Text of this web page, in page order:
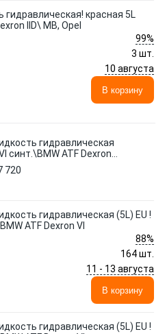
гидравлическая! красная 5L
IID\ MB, Opel
99%
3 шт.
10 августа
В корзину
гидравлическая
синт.\BMW ATF Dexron
720
гидравлическая (5L) EU !
ATF Dexron VI
88%
164 шт.
11 - 13 августа
В корзину
гидравлическая (5L) EU !